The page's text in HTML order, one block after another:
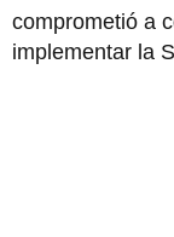
comprometió a
implementar la